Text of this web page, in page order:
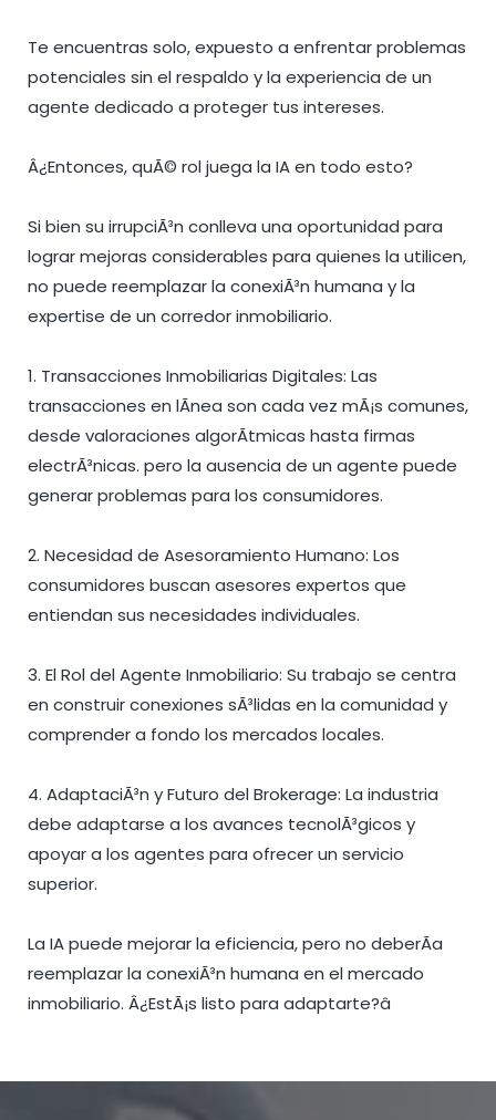
Te encuentras solo, expuesto a enfrentar problemas
potenciales sin el respaldo y la experiencia de un
agente dedicado a proteger tus intereses.
Â¿Entonces, quÃ© rol juega la IA en todo esto?
Si bien su irrupciÃ³n conlleva una oportunidad para
lograr mejoras considerables para quienes la utilicen,
no puede reemplazar la conexiÃ³n humana y la
expertise de un corredor inmobiliario.
1. Transacciones Inmobiliarias Digitales: Las
transacciones en lÃ­nea son cada vez mÃ¡s comunes,
desde valoraciones algorÃ­tmicas hasta firmas
electrÃ³nicas. pero la ausencia de un agente puede
generar problemas para los consumidores.
2. Necesidad de Asesoramiento Humano: Los
consumidores buscan asesores expertos que
entiendan sus necesidades individuales.
3. El Rol del Agente Inmobiliario: Su trabajo se centra
en construir conexiones sÃ³lidas en la comunidad y
comprender a fondo los mercados locales.
4. AdaptaciÃ³n y Futuro del Brokerage: La industria
debe adaptarse a los avances tecnolÃ³gicos y
apoyar a los agentes para ofrecer un servicio
superior.
La IA puede mejorar la eficiencia, pero no deberÃ­a
reemplazar la conexiÃ³n humana en el mercado
inmobiliario. Â¿EstÃ¡s listo para adaptarte?â